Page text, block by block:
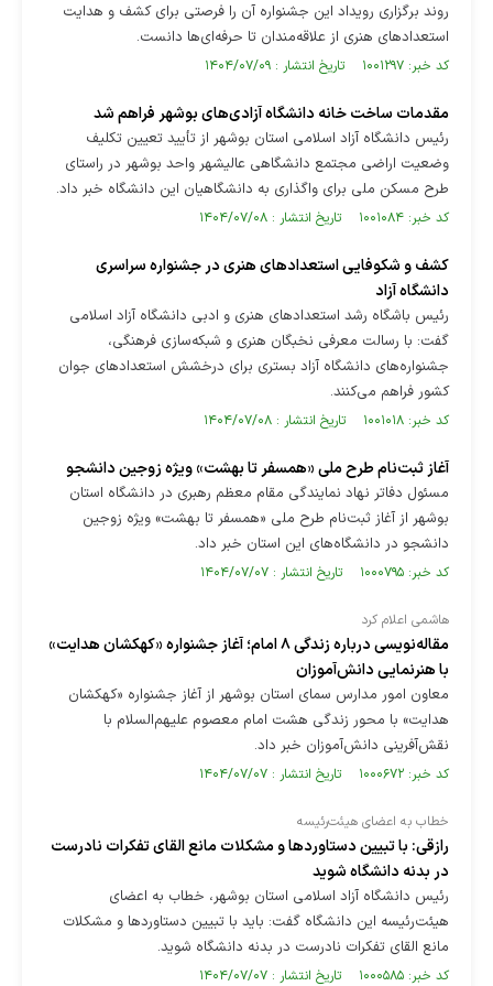
روند برگزاری رویداد این جشنواره آن را فرصتی برای کشف و هدایت
استعدادهای هنری از علاقه‌مندان تا حرفه‌ای‌ها دانست.
کد خبر: ۱۰۰۱۲۹۷ تاریخ انتشار : ۱۴۰۴/۰۷/۰۹
مقدمات ساخت خانه دانشگاه آزادی‌های بوشهر فراهم شد
رئیس دانشگاه آزاد اسلامی استان بوشهر از تأیید تعیین تکلیف
وضعیت اراضی مجتمع دانشگاهی عالیشهر واحد بوشهر در راستای
طرح مسکن ملی برای واگذاری به دانشگاهیان این دانشگاه خبر داد.
کد خبر: ۱۰۰۱۰۸۴ تاریخ انتشار : ۱۴۰۴/۰۷/۰۸
کشف و شکوفایی استعدادهای هنری در جشنواره سراسری
دانشگاه آزاد
رئیس باشگاه رشد استعدادهای هنری و ادبی دانشگاه آزاد اسلامی
گفت: با رسالت معرفی نخبگان هنری و شبکه‌سازی فرهنگی،
جشنواره‌های دانشگاه آزاد بستری برای درخشش استعدادهای جوان
کشور فراهم می‌کنند.
کد خبر: ۱۰۰۱۰۱۸ تاریخ انتشار : ۱۴۰۴/۰۷/۰۸
آغاز ثبت‌نام طرح ملی «همسفر تا بهشت» ویژه زوجین دانشجو
مسئول دفاتر نهاد نمایندگی مقام معظم رهبری در دانشگاه‌ استان
بوشهر از آغاز ثبت‌نام طرح ملی «همسفر تا بهشت» ویژه زوجین
دانشجو در دانشگاه‌های این استان خبر داد.
کد خبر: ۱۰۰۰۷۹۵ تاریخ انتشار : ۱۴۰۴/۰۷/۰۷
هاشمی اعلام کرد
مقاله‌نویسی درباره زندگی ۸ امام؛ آغاز جشنواره «کهکشان هدایت»
با هنرنمایی دانش‌آموزان
معاون امور مدارس سمای استان بوشهر از آغاز جشنواره «کهکشان
هدایت» با محور زندگی هشت امام معصوم علیهم‌السلام با
نقش‌آفرینی دانش‌آموزان خبر داد.
کد خبر: ۱۰۰۰۶۷۲ تاریخ انتشار : ۱۴۰۴/۰۷/۰۷
خطاب به اعضای هیئت‌رئیسه
رازقی: با تبیین دستاوردها و مشکلات مانع القای تفکرات نادرست
در بدنه دانشگاه شوید
رئیس دانشگاه آزاد اسلامی استان بوشهر، خطاب به اعضای
هیئت‌رئیسه این دانشگاه گفت: باید با تبیین دستاوردها و مشکلات
مانع القای تفکرات نادرست در بدنه دانشگاه شوید.
کد خبر: ۱۰۰۰۵۸۵ تاریخ انتشار : ۱۴۰۴/۰۷/۰۷